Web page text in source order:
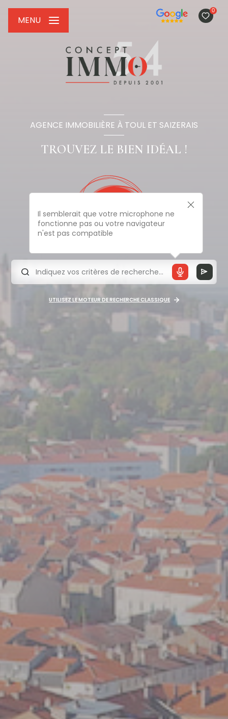
0
MENU
AGENCE IMMOBILIÈRE À TOUL ET SAIZERAIS
TROUVEZ LE BIEN IDÉAL !
Il semblerait que votre microphone ne
fonctionne pas ou votre navigateur
n'est pas compatible
UTILISEZ LE MOTEUR DE RECHERCHE CLASSIQUE